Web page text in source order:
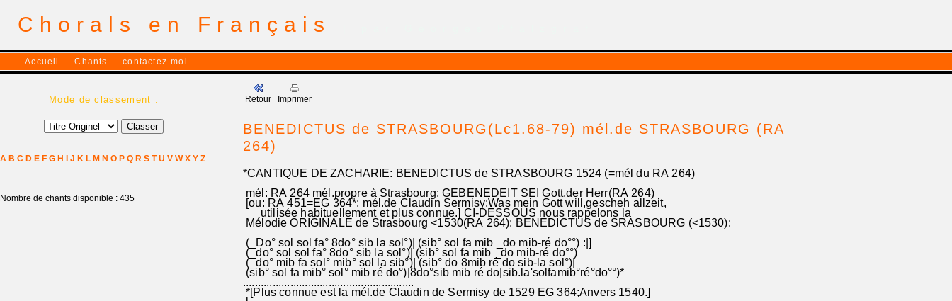
Chorals en Français
Accueil Chants contactez-moi
Mode de classement :
A B C D E F G H J K L M N O P Q R S T U V W X Y Z
Nombre de chants disponible : 435
Retour Imprimer
BENEDICTUS de STRASBOURG(Lc1.68-79) mél.de STRASBOURG (RA
264)
*CANTIQUE DE ZACHARIE: BENEDICTUS de STRASBOURG 1524 (=mél du RA 264)
mél: RA 264 mél.propre à Strasbourg: GEBENEDEIT SEI Gott,der Herr(RA 264)
[ou: RA 451=EG 364*: mél.de Claudin Sermisy:Was mein Gott will,gescheh allzeit,
utilisée habituellement et plus connue.] CI-DESSOUS nous rappelons la
Mélodie ORIGINALE de Strasbourg <1530(RA 264): BENEDICTUS de SRASBOURG (<1530):
(_Do° sol sol fa° 8do° sib la sol°)| (sib° sol fa mib _do mib-ré do°°) :|]
(_do° sol sol fa° 8do° sib la sol°)| (sib° sol fa mib _do mib-ré do°°)
(_do° mib fa sol° mib° sol la sib°)| (sib° do 8mib ré do sib-la sol°)|
(sib° sol fa mib° sol° mib ré do°)|8do°sib mib ré do|sib.la'solfamib°ré°do°°)*
..........................................................
*[Plus connue est la mél.de Claudin de Sermisy de 1529 EG 364;Anvers 1540.]